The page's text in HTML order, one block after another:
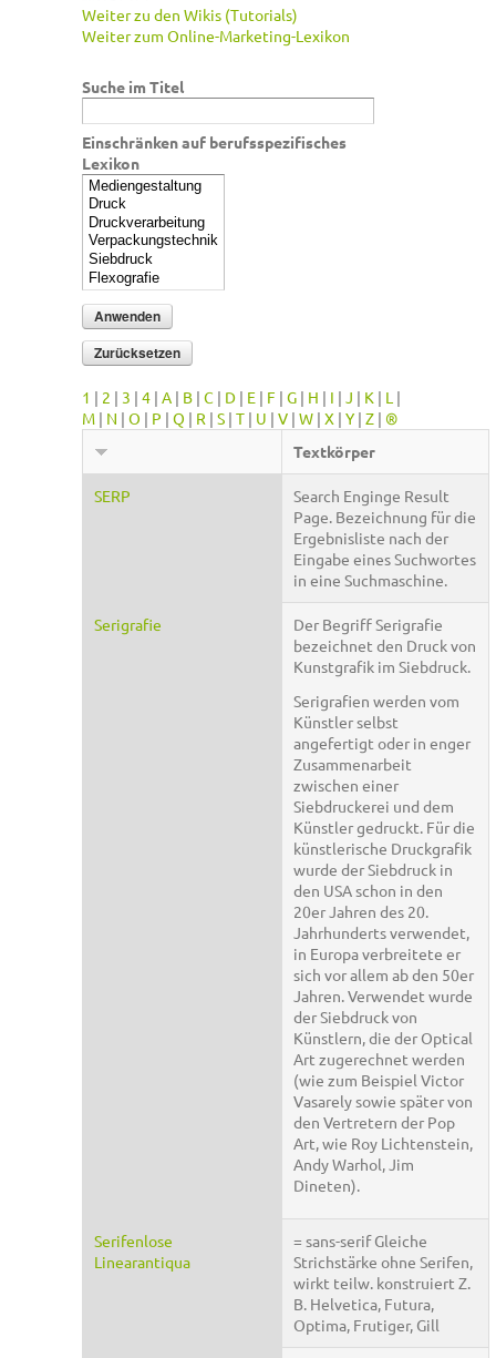
Weiter zu den Wikis (Tutorials)
Weiter zum Online-Marketing-Lexikon
Suche im Titel
Einschränken auf berufsspezifisches
Lexikon
1 | 2 | 3 | 4 | A | B | C | D | E | F | G | H | I | J | K | L |
M | N | O | P | Q | R | S | T | U | V | W | X | Y | Z | ®
Textkörper
SERP
Search Enginge Result
Page. Bezeichnung für die
Ergebnisliste nach der
Eingabe eines Suchwortes
in eine Suchmaschine.
Serigrafie
Der Begriff Serigrafie
bezeichnet den Druck von
Kunstgrafik im Siebdruck.
Serigrafien werden vom
Künstler selbst
angefertigt oder in enger
Zusammenarbeit
zwischen einer
Siebdruckerei und dem
Künstler gedruckt. Für die
künstlerische Druckgrafik
wurde der Siebdruck in
den USA schon in den
20er Jahren des 20.
Jahrhunderts verwendet,
in Europa verbreitete er
sich vor allem ab den 50er
Jahren. Verwendet wurde
der Siebdruck von
Künstlern, die der Optical
Art zugerechnet werden
(wie zum Beispiel Victor
Vasarely sowie später von
den Vertretern der Pop
Art, wie Roy Lichtenstein,
Andy Warhol, Jim
Dineten).
Serifenlose
Linearantiqua
= sans-serif Gleiche
Strichstärke ohne Serifen,
wirkt teilw. konstruiert Z.
B. Helvetica, Futura,
Optima, Frutiger, Gill